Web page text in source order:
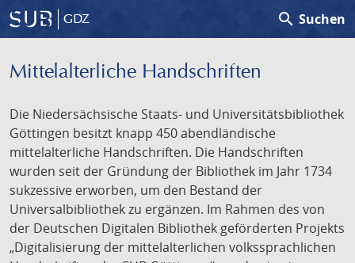
GDZ search Suchen
Mittelalterliche Handschriften
Die Niedersächsische Staats- und Universitätsbibliothek
Göttingen besitzt knapp 450 abendländische
mittelalterliche Handschriften. Die Handschriften
wurden seit der Gründung der Bibliothek im Jahr 1734
sukzessive erworben, um den Bestand der
Universalbibliothek zu ergänzen. Im Rahmen des von
der Deutschen Digitalen Bibliothek geförderten Projekts
„Digitalisierung der mittelalterlichen volkssprachlichen